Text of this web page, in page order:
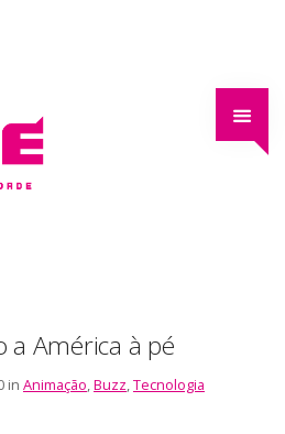
a América à pé
in Animação,Buzz,Tecnologia